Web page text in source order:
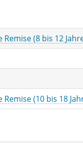
(8 bis 12
(10 bis 18